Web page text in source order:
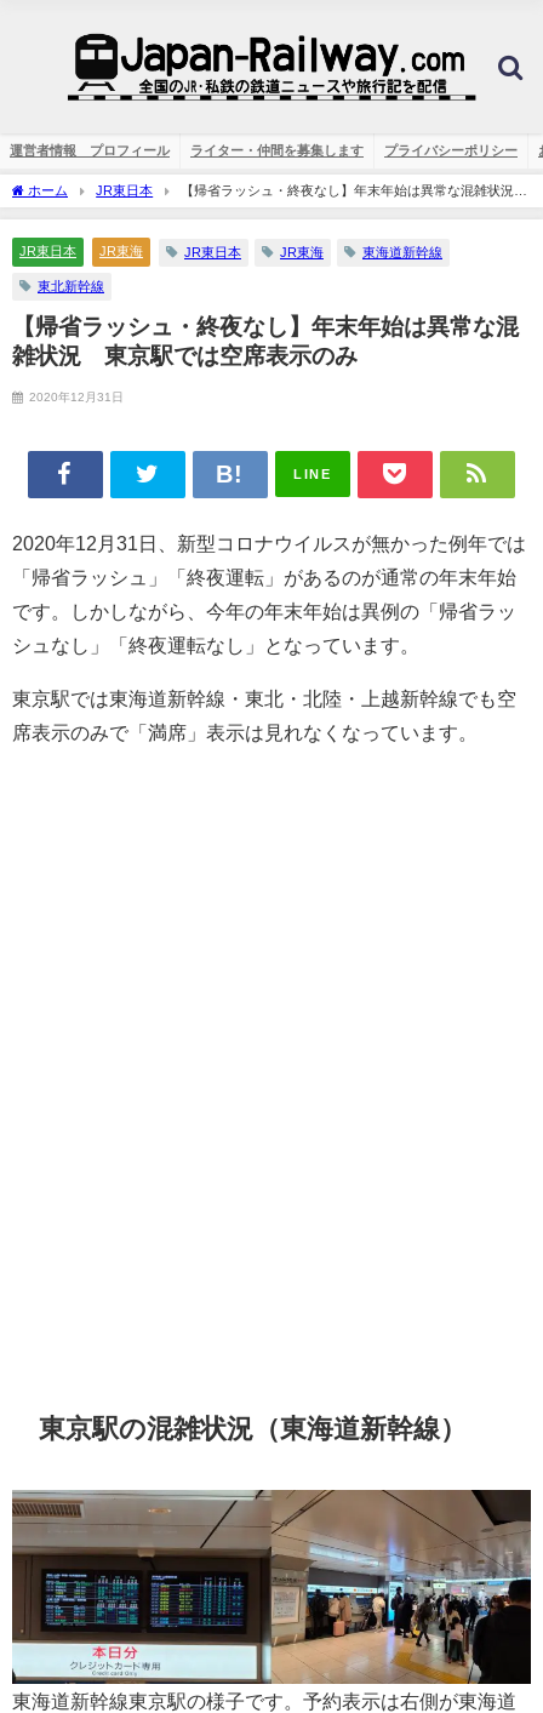
運営者情報 プロフィール ライター・仲間を募集します プライバシーポリシー
ホーム JR東日本
【帰省ラッシュ・終夜なし】年末年始は異常な混雑状況
東京駅では空席表示のみ
JR東日本 JR東海 JR東日本 JR東海 東海道新幹線
東北新幹線
【帰省ラッシュ・終夜なし】年末年始は異常な混
雑状況 東京駅では空席表示のみ
2020年12月31日
LINE
2020年12月31日、新型コロナウイルスが無かった例年では
「帰省ラッシュ」「終夜運転」があるのが通常の年末年始
です。しかしながら、今年の年末年始は異例の「帰省ラッ
シュなし」「終夜運転なし」となっています。
東京駅では東海道新幹線・東北・北陸・上越新幹線でも空
席表示のみで「満席」表示は見れなくなっています。
東京駅の混雑状況（東海道新幹線）
東海道新幹線東京駅の様子です。予約表示は右側が東海道